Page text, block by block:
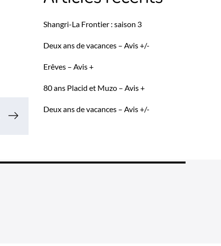
Shangri-La Frontier : saison 3
Deux ans de vacances – Avis +/-
Erêves – Avis +
80 ans Placid et Muzo – Avis +
Deux ans de vacances – Avis +/-